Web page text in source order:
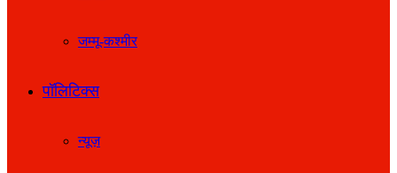
जम्मू-कश्मीर
पॉलिटिक्स
न्यूज़